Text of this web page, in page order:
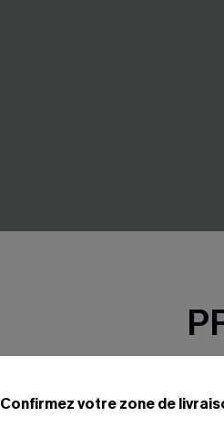
Confirmez votre zone de